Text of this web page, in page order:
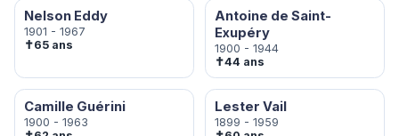
Nelson Eddy
1901 - 1967
✝65 ans
Antoine de Saint-
Exupéry
1900 - 1944
✝44 ans
Camille Guérini
1900 - 1963
Lester Vail
1899 - 1959